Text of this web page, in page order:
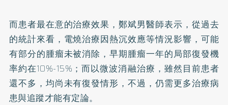
而患者最在意的治療效果，鄭斌男醫師表示，從過去
的統計來看，電燒治療因熱沉效應等情況影響，可能
有部分的腫瘤未被消除，早期腫瘤一年的局部復發機
率約在10%-15%；而以微波消融治療，雖然目前患者
還不多，均尚未有復發情形，不過，仍需更多治療病
患與追蹤才能有定論。